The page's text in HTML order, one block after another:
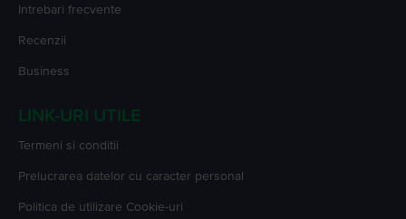
Intrebari frecvente
Recenzii
Business
LINK-URI UTILE
Termeni si conditii
Prelucrarea datelor cu caracter personal
Politica de utilizare Cookie-uri